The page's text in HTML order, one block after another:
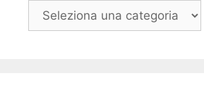
Categorie